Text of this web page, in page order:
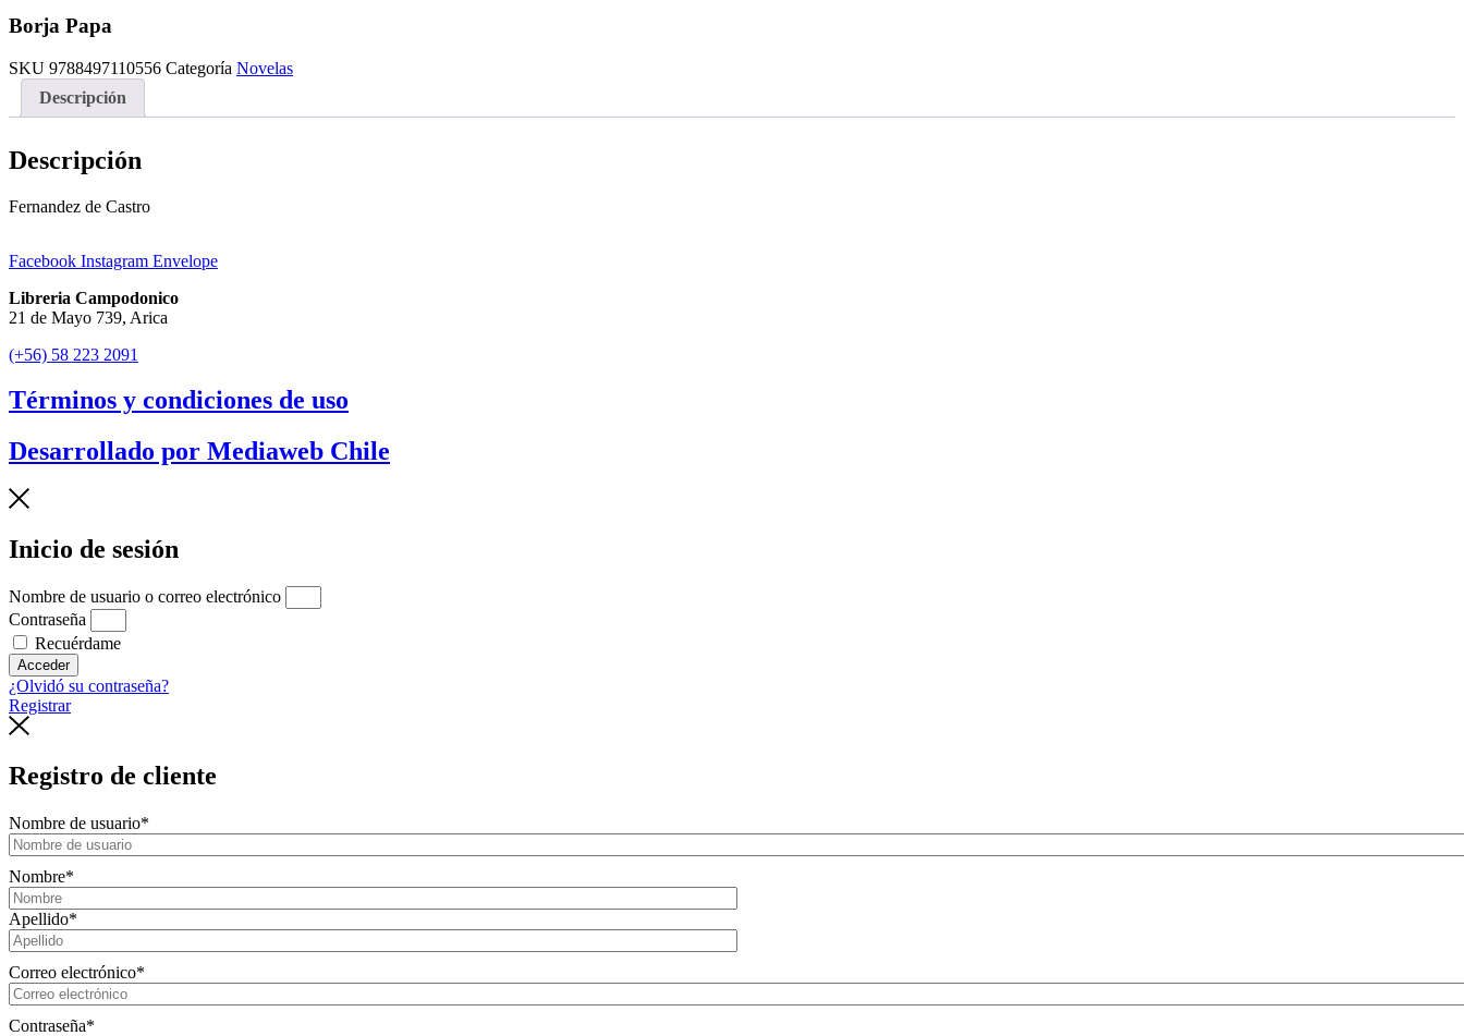
Borja Papa
SKU 9788497110556 Categoría Novelas
Descripción
Descripción
Fernandez de Castro
Facebook Instagram Envelope
Libreria Campodonico
21 de Mayo 739, Arica
(+56) 58 223 2091
Términos y condiciones de uso
Desarrollado por Mediaweb Chile
Inicio de sesión
Nombre de usuario o correo electrónico
Contraseña
Recuérdame
Acceder
¿Olvidó su contraseña?
Registrar
Registro de cliente
Nombre de usuario*
Nombre*
Apellido*
Correo electrónico*
Contraseña*